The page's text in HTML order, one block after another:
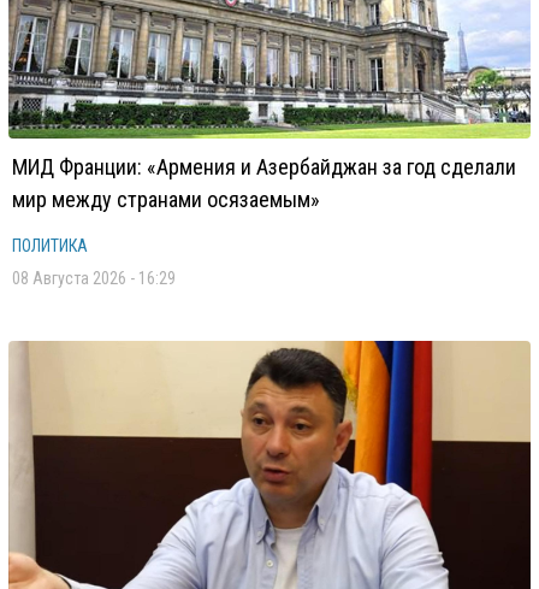
МИД Франции: «Армения и Азербайджан за год сделали
мир между странами осязаемым»
ПОЛИТИКА
08 Августа 2026 - 16:29